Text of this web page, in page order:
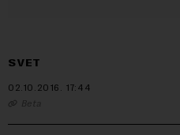
SVET
02.10.2016. 17:44
Beta